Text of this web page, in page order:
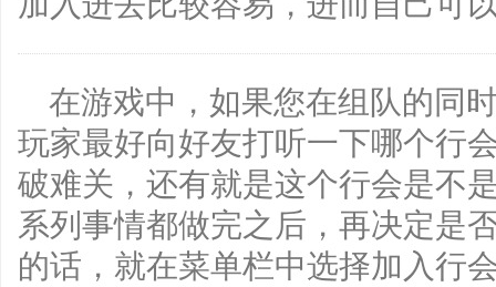
在游戏中，如果您在组队的同
玩家最好向好友打听一下哪个行
破难关，还有就是这个行会是不
系列事情都做完之后，再决定是
的话，就在菜单栏中选择加入行